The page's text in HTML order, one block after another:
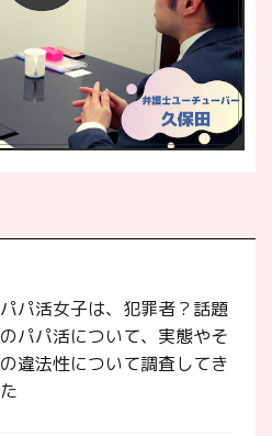
パパ活女子は、犯罪者？話題
のパパ活について、実態やそ
の違法性について調査してき
た